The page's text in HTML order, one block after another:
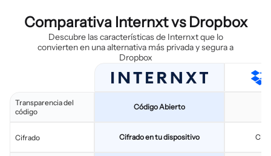
Comparativa Internxt vs Dropbox
Descubre las características de Internxt que lo
convierten en una alternativa más privada y segura a
Dropbox
Transparencia del
código
Cifrado
Código Abierto
Cifrado en tu dispositivo